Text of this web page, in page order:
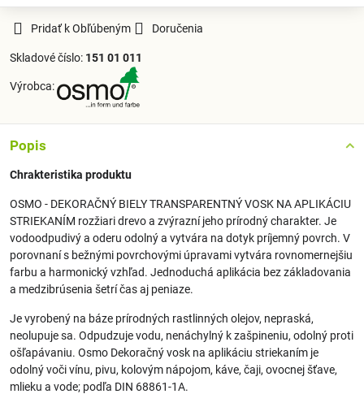
Pridať k Obľúbeným Doručenia
Skladové číslo: 151 01 011
Výrobca:
Popis
Chrakteristika produktu
OSMO - DEKORAČNÝ BIELY TRANSPARENTNÝ VOSK NA APLIKÁCIU
STRIEKANÍM rozžiari drevo a zvýrazní jeho prírodný charakter. Je
vodoodpudivý a oderu odolný a vytvára na dotyk príjemný povrch. V
porovnaní s bežnými povrchovými úpravami vytvára rovnomernejšiu
farbu a harmonický vzhľad. Jednoduchá aplikácia bez základovania
a medzibrúsenia šetrí čas aj peniaze.
Je vyrobený na báze prírodných rastlinných olejov, nepraská,
neolupuje sa. Odpudzuje vodu, nenáchylný k zašpineniu, odolný proti
ošľapávaniu. Osmo Dekoračný vosk na aplikáciu striekaním je
odolný voči vínu, pivu, kolovým nápojom, káve, čaji, ovocnej šťave,
mlieku a vode; podľa DIN 68861-1A.